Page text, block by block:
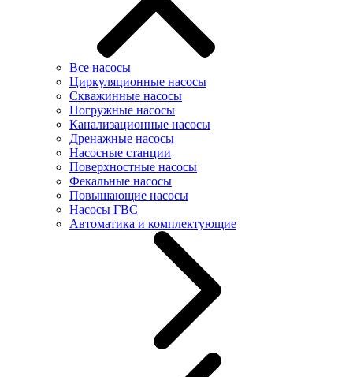
Все насосы
Циркуляционные насосы
Скважинные насосы
Погружные насосы
Канализационные насосы
Дренажные насосы
Насосные станции
Поверхностные насосы
Фекальные насосы
Повышающие насосы
Насосы ГВС
Автоматика и комплектующие